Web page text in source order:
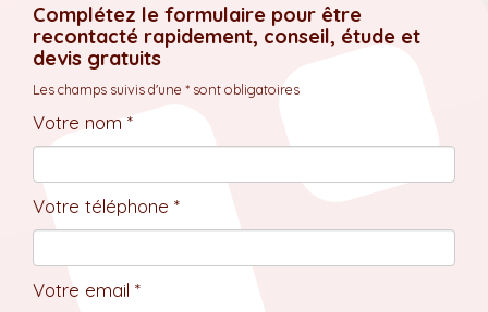
Complétez le formulaire pour être
recontacté rapidement, conseil, étude et
devis gratuits
Les champs suivis d'une * sont obligatoires
Votre nom *
Votre téléphone *
Votre email *